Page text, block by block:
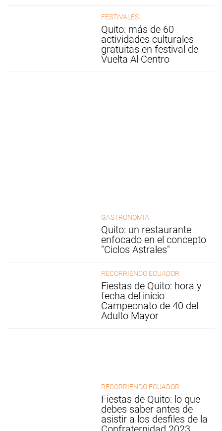
FESTIVALES
Quito: más de 60
actividades culturales
gratuitas en festival de
Vuelta Al Centro
GASTRONOMÍA
Quito: un restaurante
enfocado en el concepto
"Ciclos Astrales"
RECORRIENDO ECUADOR
Fiestas de Quito: hora y
fecha del inicio
Campeonato de 40 del
Adulto Mayor
RECORRIENDO ECUADOR
Fiestas de Quito: lo que
debes saber antes de
asistir a los desfiles de la